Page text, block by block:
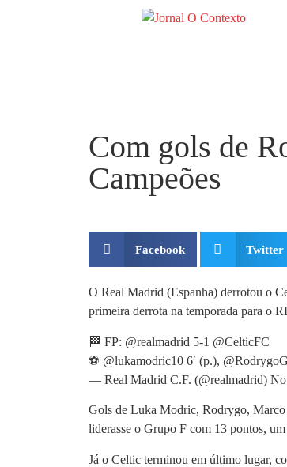
Com gols de
Campeões
Facebook Twitter
O Real Madrid (Espanha) derrotou o
primeira derrota na temporada para o
🏁 FP: @realmadrid 5-1 @CelticFC
⚽ @lukamodric10 6′ (p.),
— Real Madrid C.F. (@realmadrid)
Gols de Luka Modric, Rodrygo, Marco
liderasse o Grupo F com 13 pontos,
Já o Celtic terminou em último lugar,